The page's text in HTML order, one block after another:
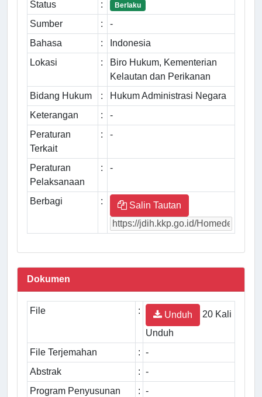
Status : Berlaku
Sumber :
-
Bahasa
:
Indonesia
Lokasi
:
Biro Hukum, Kementerian
Kelautan dan Perikanan
Bidang Hukum
:
Hukum Administrasi Negara
Keterangan
:
-
Peraturan
Terkait
: -
Peraturan
Pelaksanaan
: -
Berbagi : Salin Tautan
Dokumen
File : Unduh
20 Kali
Unduh
File Terjemahan
: -
Abstrak
: -
Program Penyusunan
: -